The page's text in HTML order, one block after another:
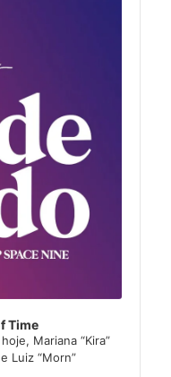
Time
Mariana “Kira”
Luiz “Morn”